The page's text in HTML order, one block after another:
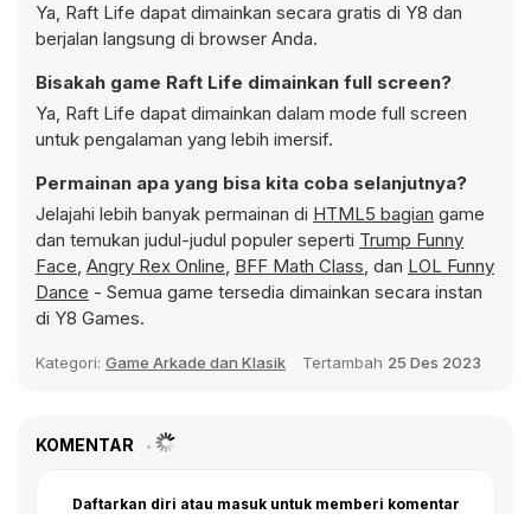
Ya, Raft Life dapat dimainkan secara gratis di Y8 dan
berjalan langsung di browser Anda.
Bisakah game Raft Life dimainkan full screen?
Ya, Raft Life dapat dimainkan dalam mode full screen
untuk pengalaman yang lebih imersif.
Permainan apa yang bisa kita coba selanjutnya?
Jelajahi lebih banyak permainan di HTML5 bagian game
dan temukan judul-judul populer seperti Trump Funny
Face, Angry Rex Online, BFF Math Class, dan LOL Funny
Dance - Semua game tersedia dimainkan secara instan
di Y8 Games.
Kategori: Game Arkade dan Klasik Tertambah 25 Des 2023
KOMENTAR
Daftarkan diri atau masuk untuk memberi komentar